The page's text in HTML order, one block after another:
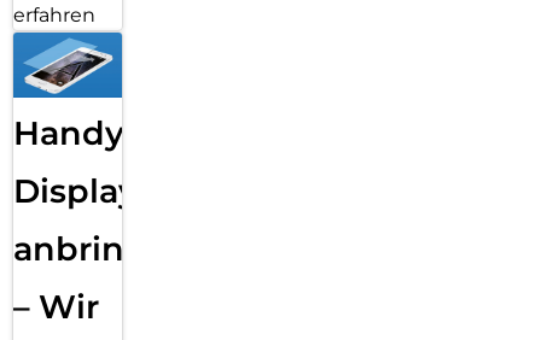
erfahren
Handy
Displayfolie
anbringen
– Wir